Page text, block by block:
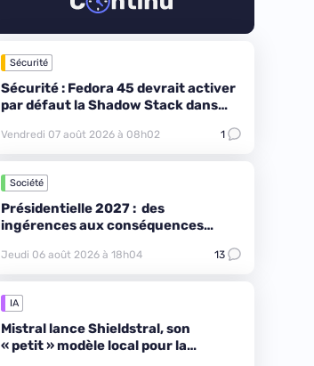
Sécurité
Sécurité : Fedora 45 devrait activer
par défaut la Shadow Stack dans
Vendredi 07 août 2026 à 08h02 1
Société
Présidentielle 2027 : des
ingérences aux conséquences
Jeudi 06 août 2026 à 18h04 13
IA
Mistral lance Shieldstral, son
« petit » modèle local pour la